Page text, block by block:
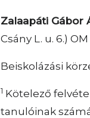
Zalaapáti Gábor
Csány L. u. 6.)
Beiskolázási
1 Kötelező
tanulóinak